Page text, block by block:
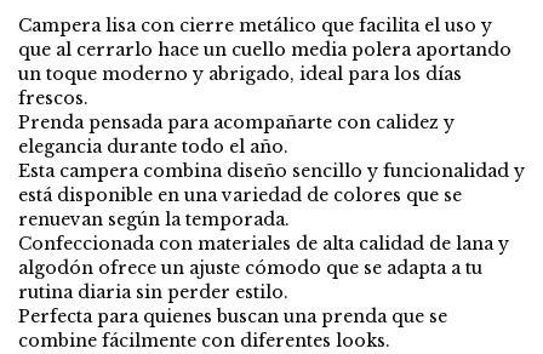
Campera lisa con cierre metálico que facilita el uso y
que al cerrarlo hace un cuello media polera aportando
un toque moderno y abrigado, ideal para los días
frescos.
Prenda pensada para acompañarte con calidez y
elegancia durante todo el año.
Esta campera combina diseño sencillo y funcionalidad y
está disponible en una variedad de colores que se
renuevan según la temporada.
Confeccionada con materiales de alta calidad de lana y
algodón ofrece un ajuste cómodo que se adapta a tu
rutina diaria sin perder estilo.
Perfecta para quienes buscan una prenda que se
combine fácilmente con diferentes looks.